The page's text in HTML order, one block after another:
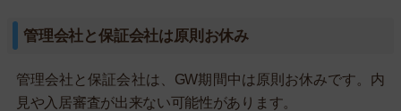
管理会社と保証会社は原則お休み
管理会社と保証会社は、GW期間中は原則お休みです。内
見や入居審査が出来ない可能性があります。